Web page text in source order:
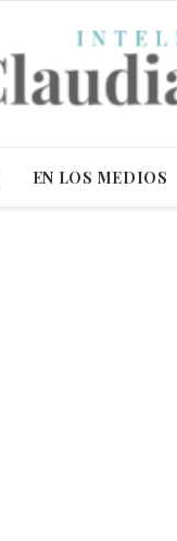
EN LOS MEDIOS